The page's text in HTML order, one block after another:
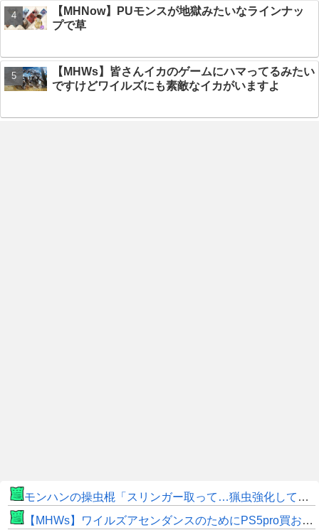
【MHNow】PUモンスが地獄みたいなラインナッ
プで草
【MHWs】皆さんイカのゲームにハマってるみたい
ですけどワイルズにも素敵なイカがいますよ
モンハンの操虫棍「スリンガー取って…猟虫強化して…エキス取って… よし、戦うぞ」←これ
【MHWs】ワイルズアセンダンスのためにPS5pro買おうとしたら転売価格ばかりじゃねーか